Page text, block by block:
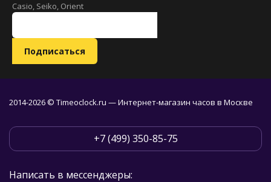
Casio, Seiko, Orient
2014-2026 © Timeoclock.ru — Интернет-магазин часов в Москве
+7 (499) 350-85-75
Написать в мессенджеры: